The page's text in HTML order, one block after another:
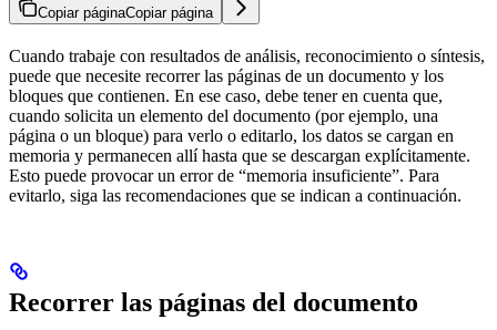
Copiar páginaCopiar página
Cuando trabaje con resultados de análisis, reconocimiento o síntesis,
puede que necesite recorrer las páginas de un documento y los
bloques que contienen. En ese caso, debe tener en cuenta que,
cuando solicita un elemento del documento (por ejemplo, una
página o un bloque) para verlo o editarlo, los datos se cargan en
memoria y permanecen allí hasta que se descargan explícitamente.
Esto puede provocar un error de “memoria insuficiente”. Para
evitarlo, siga las recomendaciones que se indican a continuación.
Recorrer las páginas del documento